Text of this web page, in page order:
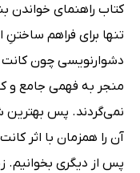
کتاب راهنمای خواندن
تنها برای فراهم
دشوارنویسی چون کانت
منجر به فهمی جامع و
نمی‌گردند. پس بهترین
آن را همزمان با اثر
پس از دیگری بخوانیم.